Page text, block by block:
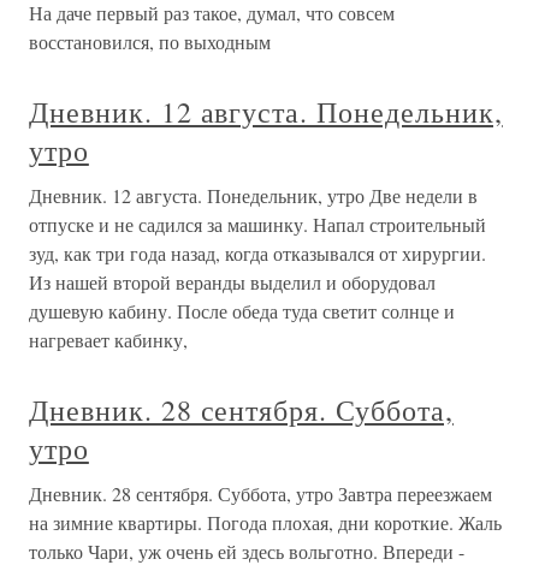
На даче первый раз такое, думал, что совсем
восстановился, по выходным
Дневник. 12 августа. Понедельник,
утро
Дневник. 12 августа. Понедельник, утро Две недели в
отпуске и не садился за машинку. Напал строительный
зуд, как три года назад, когда отказывался от хирургии.
Из нашей второй веранды выделил и оборудовал
душевую кабину. После обеда туда светит солнце и
нагревает кабинку,
Дневник. 28 сентября. Суббота,
утро
Дневник. 28 сентября. Суббота, утро Завтра переезжаем
на зимние квартиры. Погода плохая, дни короткие. Жаль
только Чари, уж очень ей здесь вольготно. Впереди -